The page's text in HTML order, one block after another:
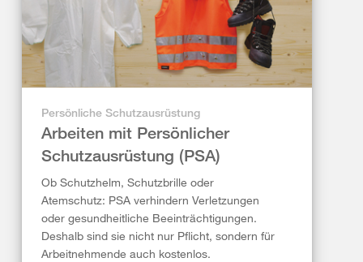
Persönliche Schutzausrüstung
Arbeiten mit Persönlicher
Schutzausrüstung (PSA)
Ob Schutzhelm, Schutzbrille oder
Atemschutz: PSA verhindern Verletzungen
oder gesundheitliche Beeinträchtigungen.
Deshalb sind sie nicht nur Pflicht, sondern für
Arbeitnehmende auch kostenlos.